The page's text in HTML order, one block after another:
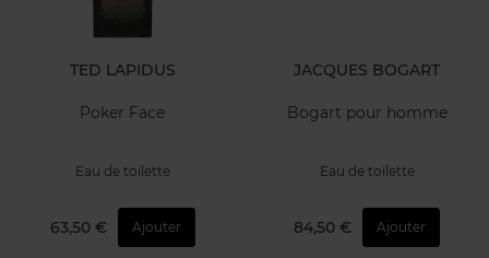
TED LAPIDUS
Poker Face
Eau de toilette
63,50 € Ajouter
JACQUES BOGART
Bogart pour homme
Eau de toilette
84,50 € Ajouter